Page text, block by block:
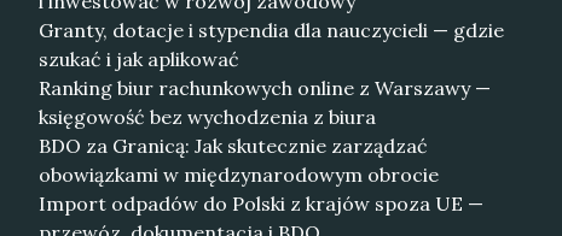
Granty, dotacje i stypendia dla nauczycieli — gdzie
szukać i jak aplikować
Ranking biur rachunkowych online z Warszawy —
księgowość bez wychodzenia z biura
BDO za Granicą: Jak skutecznie zarządzać
obowiązkami w międzynarodowym obrocie
Import odpadów do Polski z krajów spoza UE —